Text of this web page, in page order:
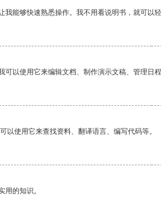
能够快速熟悉操作。我不用看说明书，就可以轻
以使用它来编辑文档、制作演示文稿、管理日程
以使用它来查找资料、翻译语言、编写代码等。
的知识。